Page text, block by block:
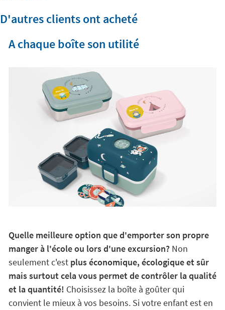
D'autres clients ont acheté
A chaque boîte son utilité
Quelle meilleure option que d'emporter son propre
manger à l'école ou lors d'une excursion?Non
seulement c'est plus économique, écologique et sûr
mais surtout cela vous permet de contrôler la qualité
et la quantité! Choisissez la boîte à goûter qui
convient le mieux à vos besoins. Si votre enfant est en